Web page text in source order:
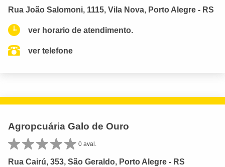
Rua João Salomoni, 1115, Vila Nova, Porto Alegre - RS
ver horario de atendimento.
ver telefone
Agropcuária Galo de Ouro
0 aval.
Rua Cairú, 353, São Geraldo, Porto Alegre - RS